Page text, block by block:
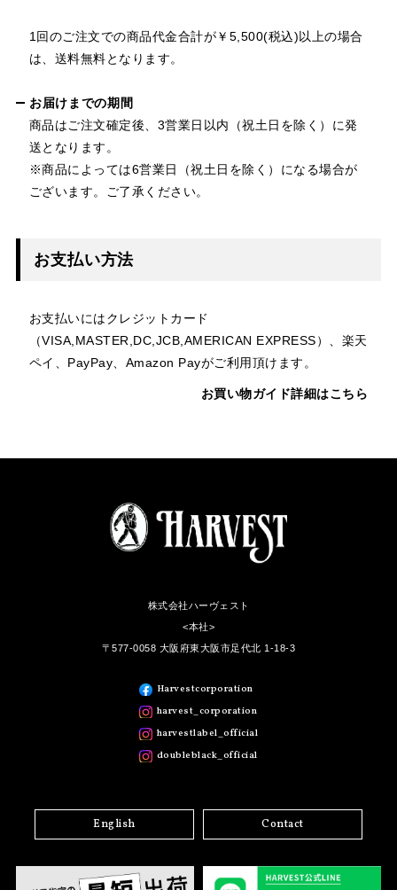
1回のご注文での商品代金合計が￥5,500(税込)以上の場合
は、送料無料となります。
お届けまでの期間
商品はご注文確定後、3営業日以内（祝土日を除く）に発
送となります。
※商品によっては6営業日（祝土日を除く）になる場合が
ございます。ご了承ください。
お支払い方法
お支払いにはクレジットカード
（VISA,MASTER,DC,JCB,AMERICAN EXPRESS）、楽天
ペイ、PayPay、Amazon Payがご利用頂けます。
お買い物ガイド詳細はこちら
株式会社ハーヴェスト
<本社>
〒577-0058 大阪府東大阪市足代北 1-18-3
Harvestcorporation
harvest_corporation
harvestlabel_official
doubleblack_official
English Contact